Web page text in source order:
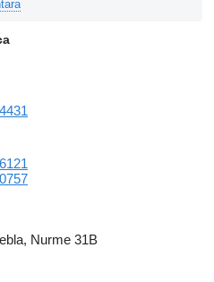
Nurme 31B